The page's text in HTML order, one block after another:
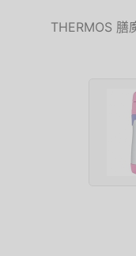
THERMOS 膳